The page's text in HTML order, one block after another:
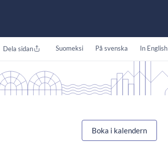
Dela sidan Suomeksi På svenska In English
Boka i kalendern